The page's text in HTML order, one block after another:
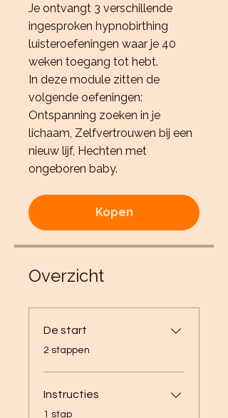
Je ontvangt 3 verschillende
ingesproken hypnobirthing
luisteroefeningen waar je 40
weken toegang tot hebt.
In deze module zitten de
volgende oefeningen:
Ontspanning zoeken in je
lichaam, Zelfvertrouwen bij een
nieuw lijf, Hechten met
ongeboren baby.
Kopen
Overzicht
De start
.2 stappen
Instructies
.1 stap